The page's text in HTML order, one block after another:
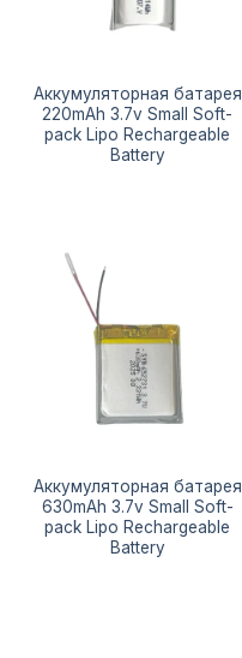
Аккумуляторная батарея
220mAh 3.7v Small Soft-
pack Lipo Rechargeable
Battery
Аккумуляторная батарея
630mAh 3.7v Small Soft-
pack Lipo Rechargeable
Battery